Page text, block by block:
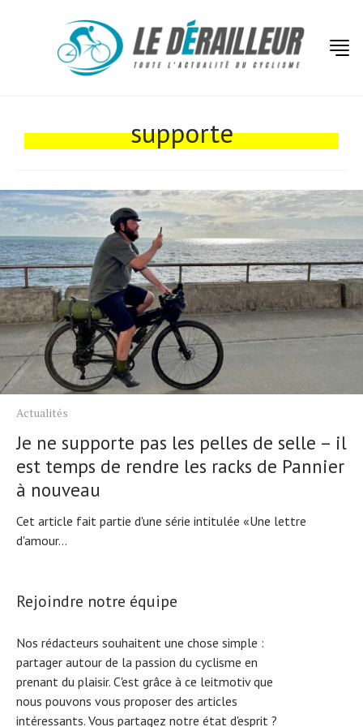
supporte
Actualités
Je ne supporte pas les pelles de selle – il
est temps de rendre les racks de Pannier
à nouveau
Cet article fait partie d'une série intitulée «Une lettre
d'amour...
Rejoindre notre équipe
Nos rédacteurs souhaitent une chose simple :
partager autour de la passion du cyclisme en
prenant du plaisir. C'est grâce à ce leitmotiv que
nous pouvons vous proposer des articles
intéressants. Vous partagez notre état d'esprit ?
Tests de produits
Tendances
Tous nos articles
À propos